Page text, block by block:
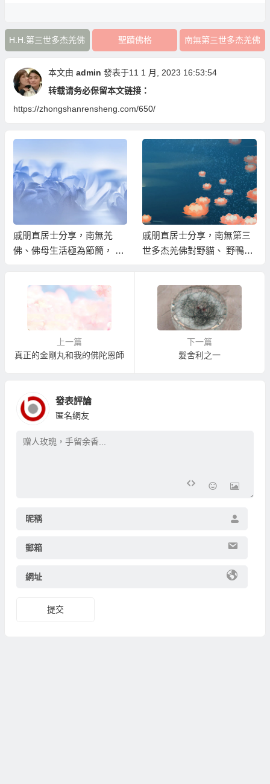
H.H.第三世多杰羌佛 聖蹟佛格 南無第三世多杰羌佛
本文由 admin 發表于11 1 月, 2023 16:53:54
转载请务必保留本文链接：
https://zhongshanrensheng.com/650/
戚朋直居士分享，南無羌
佛、佛母生活極為節簡， 以
戚朋直居士分享，南無第三
世多杰羌佛對野貓、 野鴨等
上一篇
真正的金剛丸和我的佛陀恩師
下一篇
髮舍利之一
發表評論
匿名網友
昵稱
郵箱
網址
提交